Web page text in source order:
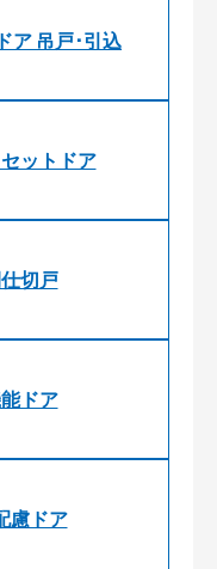
ア 吊戸･引込
ットドア
切戸
ドア
慮ドア